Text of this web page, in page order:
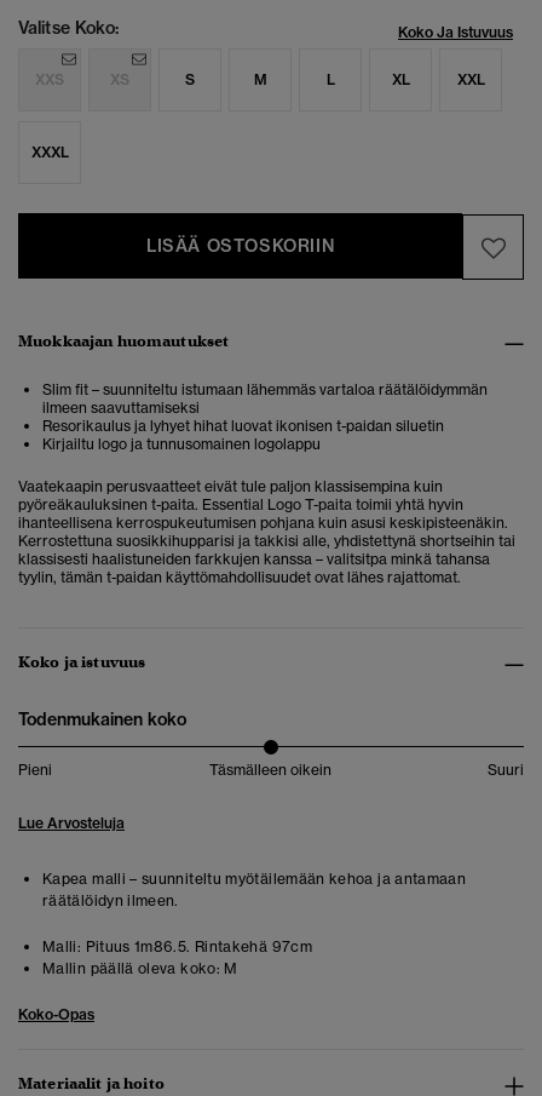
Valitse Koko: Koko Ja Istuvuus
XXS XS S M L XL XXL
XXXL
LISÄÄ OSTOSKORIIN
Muokkaajan huomautukset
Slim fit – suunniteltu istumaan lähemmäs vartaloa räätälöidymmän
ilmeen saavuttamiseksi
Resorikaulus ja lyhyet hihat luovat ikonisen t-paidan siluetin
Kirjailtu logo ja tunnusomainen logolappu
Vaatekaapin perusvaatteet eivät tule paljon klassisempina kuin
pyöreäkauluksinen t-paita. Essential Logo T-paita toimii yhtä hyvin
ihanteellisena kerrospukeutumisen pohjana kuin asusi keskipisteenäkin.
Kerrostettuna suosikkihupparisi ja takkisi alle, yhdistettynä shortseihin tai
klassisesti haalistuneiden farkkujen kanssa – valitsitpa minkä tahansa
tyylin, tämän t-paidan käyttömahdollisuudet ovat lähes rajattomat.
Koko ja istuvuus
Todenmukainen koko
Pieni Täsmälleen oikein Suuri
Lue Arvosteluja
Kapea malli – suunniteltu myötäilemään kehoa ja antamaan
räätälöidyn ilmeen.
Malli: Pituus 1m86.5. Rintakehä 97cm
Mallin päällä oleva koko: M
Koko-Opas
Materiaalit ja hoito